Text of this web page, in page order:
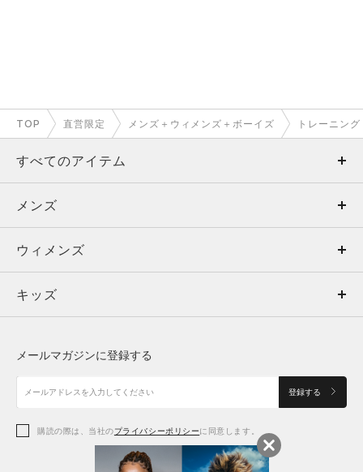
TOP 直営限定 メンズ＋ウィメンズ＋ボーイズ トレーニング
すべてのアイテム
メンズ
ウィメンズ
キッズ
アクセサリー
メンズ
トップス
ボトムス
アクセサリー
ウィメンズ
トップス
シューズ
アクセサリー
キッズ
シューズ
メールマガジンに登録する
登録する
購読の際は、当社のプライバシーポリシーに同意します。